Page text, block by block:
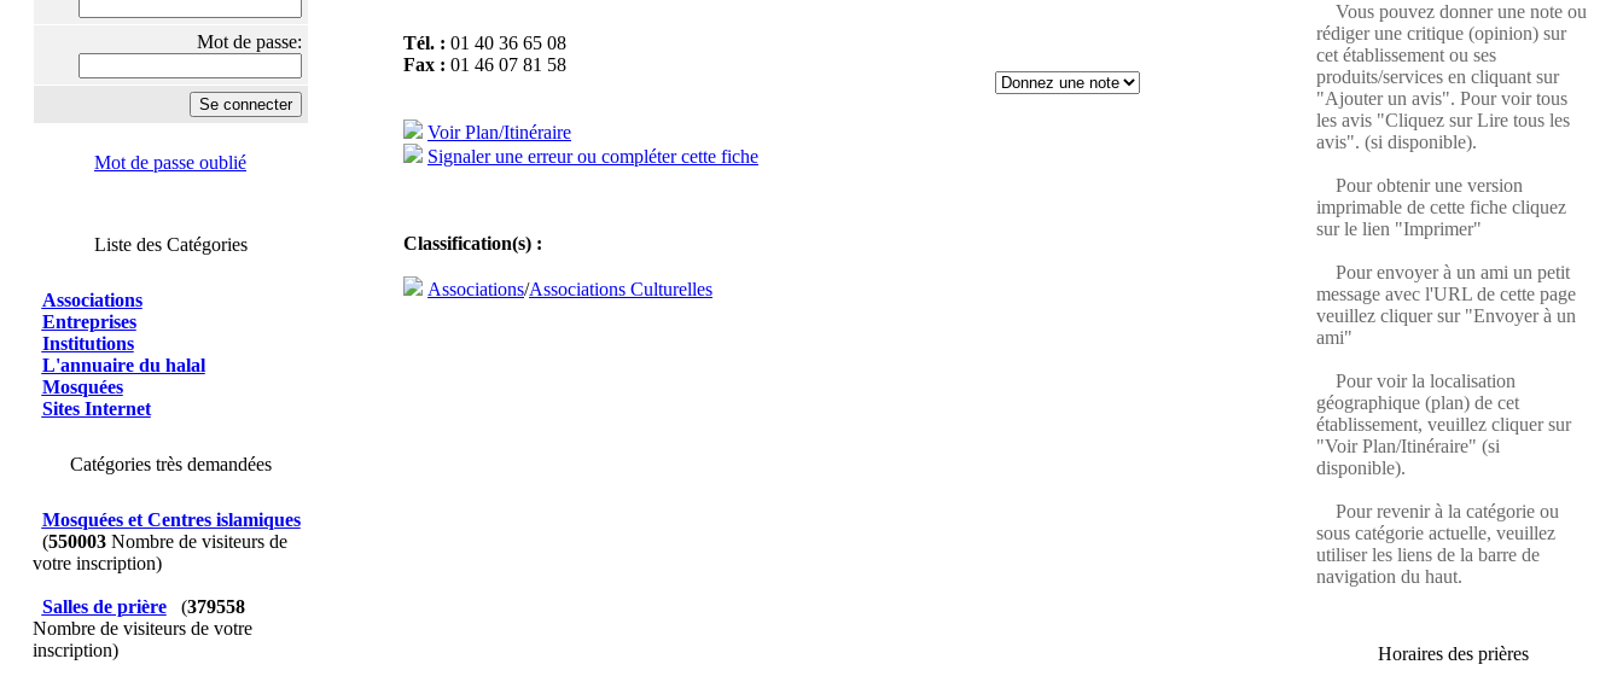
Mot de passe:
Mot de passe oublié
Liste des Catégories
Associations
Entreprises
Institutions
L'annuaire du halal
Mosquées
Sites Internet
Catégories très demandées
Mosquées et Centres islamiques
(550003Nombre de visiteurs de
votre inscription)
Salles de prière (379558
Nombre de visiteurs de votre
inscription)
Tél. : 01 40 36 65 08
Fax : 01 46 07 81 58
Voir Plan/Itinéraire
Signaler une erreur ou compléter cette fiche
Classification(s) :
Associations/Associations Culturelles
Vous pouvez donner une note ou
rédiger une critique (opinion) sur
cet établissement ou ses
produits/services en cliquant sur
"Ajouter un avis". Pour voir tous
les avis "Cliquez sur Lire tous les
avis". (si disponible).
Pour obtenir une version
imprimable de cette fiche cliquez
sur le lien "Imprimer"
Pour envoyer à un ami un petit
message avec l'URL de cette page
veuillez cliquer sur "Envoyer à un
ami"
Pour voir la localisation
géographique (plan) de cet
établissement, veuillez cliquer sur
"Voir Plan/Itinéraire" (si
disponible).
Pour revenir à la catégorie ou
sous catégorie actuelle, veuillez
utiliser les liens de la barre de
navigation du haut.
Horaires des prières